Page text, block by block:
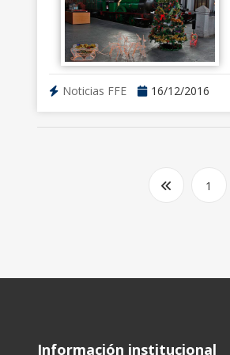
Noticias FFE 16/12/2016
1
Información institucional